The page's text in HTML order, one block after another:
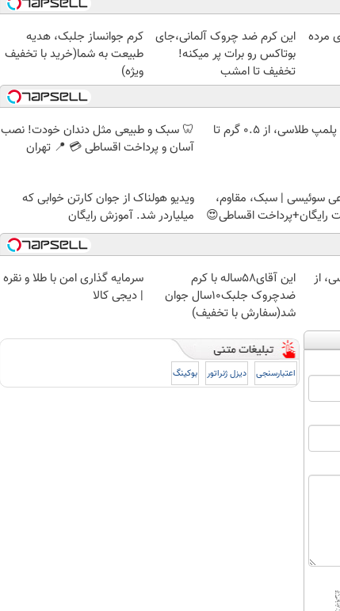
مرده
این کرم ضد چروک آلمانی،جای
بوتاکس رو برات پر میکنه!
تخفیف تا امشب
کرم جوانساز جلبک، هدیه
طبیعت به شما(خرید با تخفیف
ویژه)
خرید شمش پلمپ طلاسی، از ۰.۵ گرم تا
🦷 سبک و طبیعی مثل دندان خودت! نصب
آسان و پرداخت اقساطی 💳 📍 تهران
سوئیسی | سبک، مقاوم،
رایگان+پرداخت اقساطی😍
ویدیو هولناک از جوان کارتن خوابی که
میلیاردر شد. آموزش رایگان
از
این آقای58ساله با کرم
ضدچروک جلبک10سال جوان
شد(سفارش با تخفیف)
سرمایه گذاری امن با طلا و نقره
| دیجی کالا
اعتبارسنجی دیزل ژنراتور بوکینگ